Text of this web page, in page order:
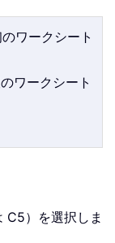
ワークシート
ワークシート
C5）を選択しま